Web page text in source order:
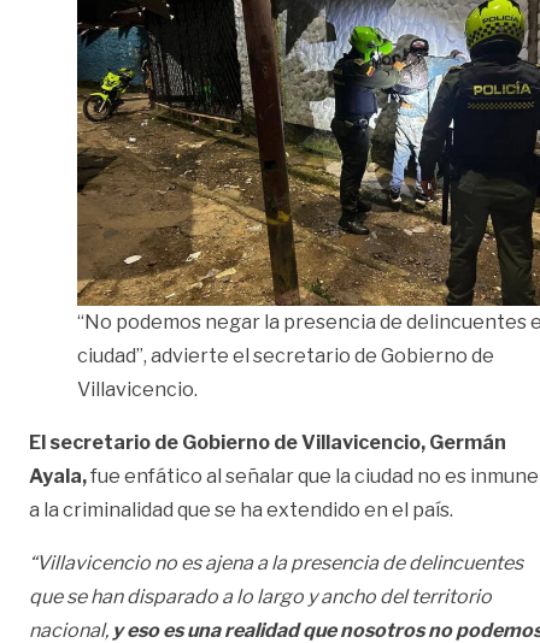
“No podemos negar la presencia de delincuentes
ciudad”, advierte el secretario de Gobierno de
Villavicencio.
El secretario de Gobierno de Villavicencio, Germán
Ayala,fue enfático al señalar que la ciudad no es inmune
a la criminalidad que se ha extendido en el país.
“Villavicencio no es ajena a la presencia de delincuentes
que se han disparado a lo largo y ancho del territorio
nacional, y eso es una realidad que nosotros no